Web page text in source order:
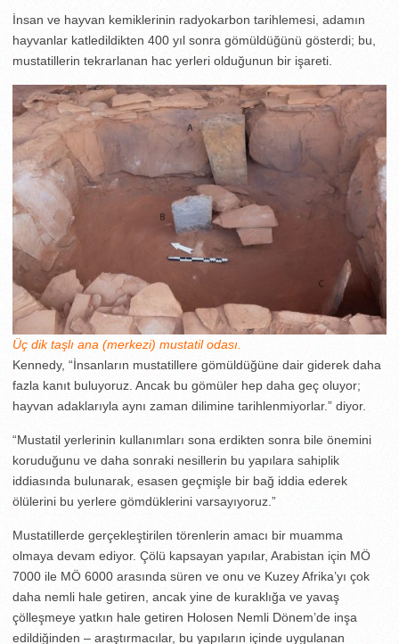
İnsan ve hayvan kemiklerinin radyokarbon tarihlemesi, adamın
hayvanlar katledildikten 400 yıl sonra gömüldüğünü gösterdi; bu,
mustatillerin tekrarlanan hac yerleri olduğunun bir işareti.
Üç dik taşlı ana (merkezi) mustatil odası.
Kennedy, “İnsanların mustatillere gömüldüğüne dair giderek daha
fazla kanıt buluyoruz. Ancak bu gömüler hep daha geç oluyor;
hayvan adaklarıyla aynı zaman dilimine tarihlenmiyorlar.” diyor.
“Mustatil yerlerinin kullanımları sona erdikten sonra bile önemini
koruduğunu ve daha sonraki nesillerin bu yapılara sahiplik
iddiasında bulunarak, esasen geçmişle bir bağ iddia ederek
ölülerini bu yerlere gömdüklerini varsayıyoruz.”
Mustatillerde gerçekleştirilen törenlerin amacı bir muamma
olmaya devam ediyor. Çölü kapsayan yapılar, Arabistan için MÖ
7000 ile MÖ 6000 arasında süren ve onu ve Kuzey Afrika’yı çok
daha nemli hale getiren, ancak yine de kuraklığa ve yavaş
çölleşmeye yatkın hale getiren Holosen Nemli Dönem’de inşa
edildiğinden – araştırmacılar, bu yapıların içinde uygulanan